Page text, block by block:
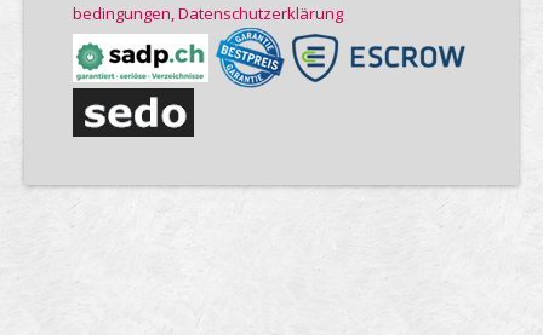
bedin­gungen, Daten­schutz­er­klärung